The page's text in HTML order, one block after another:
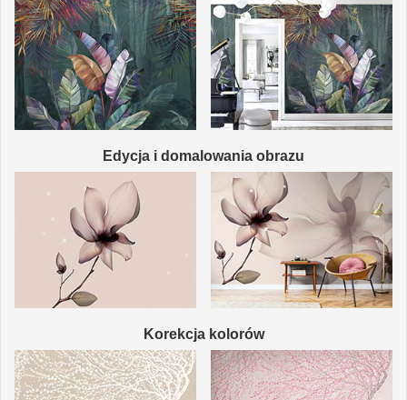
Edycja i domalowania obrazu
Korekcja kolorów